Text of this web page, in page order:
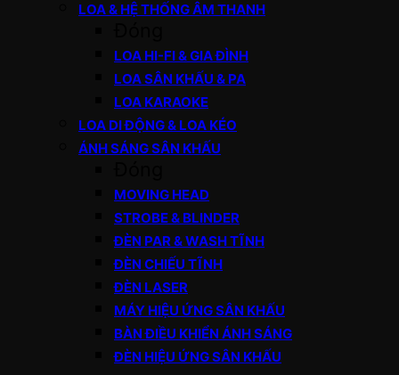
LOA & HỆ THỐNG ÂM THANH
LOA HI-FI & GIA ĐÌNH
LOA SÂN KHẤU & PA
LOA KARAOKE
LOA DI ĐỘNG & LOA KÉO
ÁNH SÁNG SÂN KHẤU
MOVING HEAD
STROBE & BLINDER
ĐÈN PAR & WASH TĨNH
ĐÈN CHIẾU TĨNH
ĐÈN LASER
MÁY HIỆU ỨNG SÂN KHẤU
BÀN ĐIỀU KHIỂN ÁNH SÁNG
ĐÈN HIỆU ỨNG SÂN KHẤU